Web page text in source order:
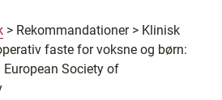
> Rekommandationer > Klinisk
faste for voksne og børn:
Society of